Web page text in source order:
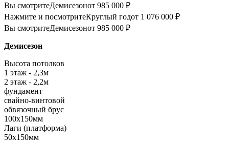
Вы смотритеДемисезонот 985 000 ₽
Нажмите и посмотритеКруглый годот 1 076 000 ₽
Вы смотритеДемисезонот 985 000 ₽
Демисезон
Высота потолков
1 этаж - 2,3м
2 этаж - 2,2м
фундамент
свайно-винтовой
обвязочный брус
100х150мм
Лаги (платформа)
50х150мм